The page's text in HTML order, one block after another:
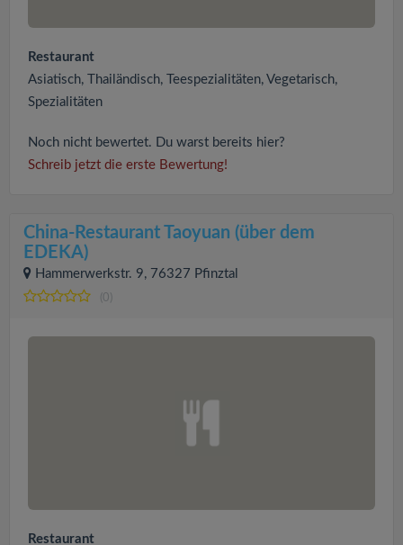
Restaurant
Asiatisch, Thailändisch, Teespezialitäten, Vegetarisch,
Spezialitäten
Noch nicht bewertet. Du warst bereits hier?
Schreib jetzt die erste Bewertung!
China-Restaurant Taoyuan (über dem
EDEKA)
Hammerwerkstr. 9, 76327 Pfinztal
(0)
Restaurant